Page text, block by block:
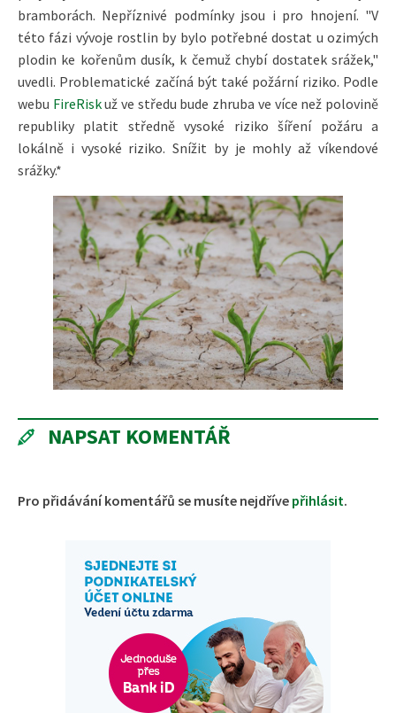
bramborách. Nepříznivé podmínky jsou i pro hnojení. "V
této fázi vývoje rostlin by bylo potřebné dostat u ozimých
plodin ke kořenům dusík, k čemuž chybí dostatek srážek,"
uvedli. Problematické začíná být také požární riziko. Podle
webu FireRiskuž ve středu bude zhruba ve více než polovině
republiky platit středně vysoké riziko šíření požáru a
lokálně i vysoké riziko. Snížit by je mohly až víkendové
srážky.*
NAPSAT KOMENTÁŘ
Pro přidávání komentářů se musíte nejdříve přihlásit.